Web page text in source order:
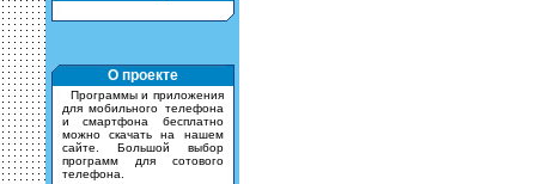
О проекте
Программы и приложения
для мобильного телефона
и смартфона бесплатно
можно скачать на нашем
сайте. Большой выбор
программ для сотового
телефона.